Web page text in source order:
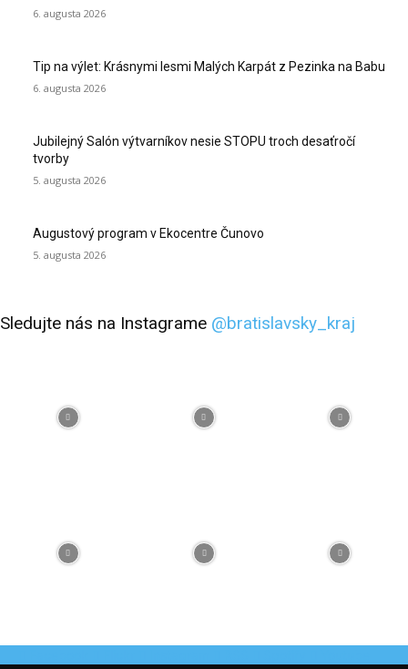
6. augusta 2026
Tip na výlet: Krásnymi lesmi Malých Karpát z Pezinka na Babu
6. augusta 2026
Jubilejný Salón výtvarníkov nesie STOPU troch desaťročí
tvorby
5. augusta 2026
Augustový program v Ekocentre Čunovo
5. augusta 2026
Sledujte nás na Instagrame @bratislavsky_kraj